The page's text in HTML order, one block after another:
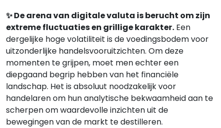
✨ De arena van digitale valuta is berucht om zijn
extreme fluctuaties en grillige karakter. Een
dergelijke hoge volatiliteit is de voedingsbodem voor
uitzonderlijke handelsvooruitzichten. Om deze
momenten te grijpen, moet men echter een
diepgaand begrip hebben van het financiële
landschap. Het is absoluut noodzakelijk voor
handelaren om hun analytische bekwaamheid aan te
scherpen om waardevolle inzichten uit de
bewegingen van de markt te destilleren.